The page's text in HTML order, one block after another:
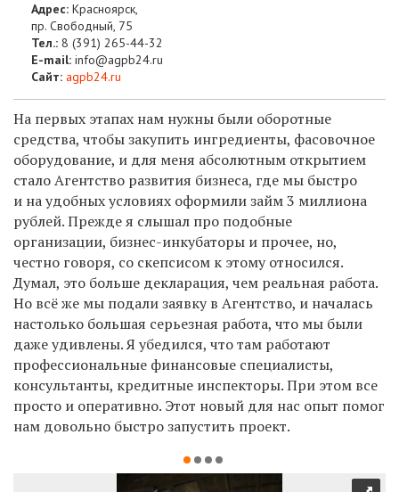
Адрес: Красноярск,
пр. Свободный, 75
Тел.: 8 (391) 265-44-32
E-mail: info@agpb24.ru
Сайт: agpb24.ru
На первых этапах нам нужны были оборотные
средства, чтобы закупить ингредиенты, фасовочное
оборудование, и для меня абсолютным открытием
стало Агентство развития бизнеса, где мы быстро
и на удобных условиях оформили займ 3 миллиона
рублей. Прежде я слышал про подобные
организации, бизнес-инкубаторы и прочее, но,
честно говоря, со скепсисом к этому относился.
Думал, это больше декларация, чем реальная работа.
Но всё же мы подали заявку в Агентство, и началась
настолько большая серьезная работа, что мы были
даже удивлены. Я убедился, что там работают
профессиональные финансовые специалисты,
консультанты, кредитные инспекторы. При этом все
просто и оперативно. Этот новый для нас опыт помог
нам довольно быстро запустить проект.